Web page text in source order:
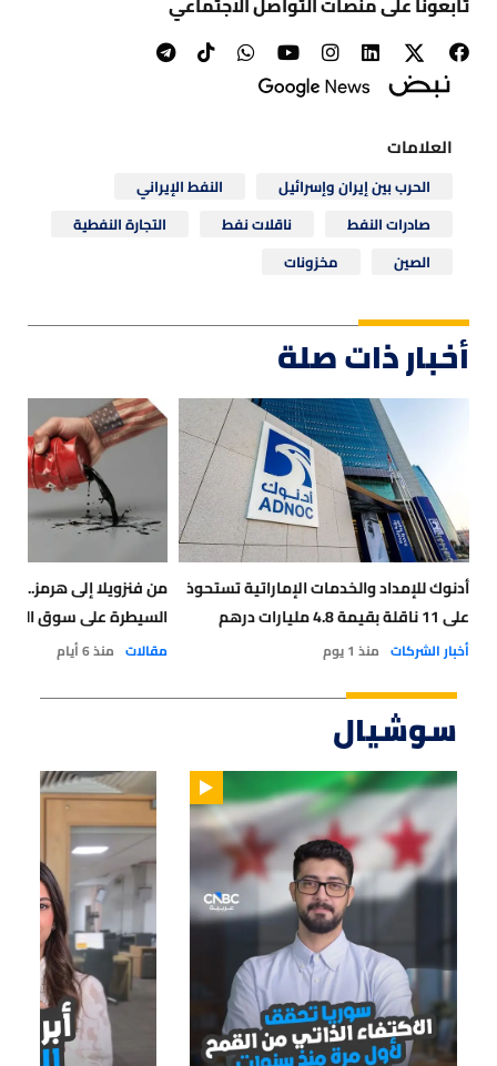
العلامات
الحرب بين إيران وإسرائيل
النفط الإيراني
صادرات النفط
ناقلات نفط
التجارة النفطية
الصين
مخزونات
أخبار ذات صلة
أدنوك للإمداد والخدمات الإماراتية تستحوذ
على 11 ناقلة بقيمة 4.8 مليارات درهم
أخبار الشركات منذ 1 يوم
من فنزويلا إلى هرمز..
السيطرة على سوق
مقالات منذ 6 أيام
سوشيال
01:33